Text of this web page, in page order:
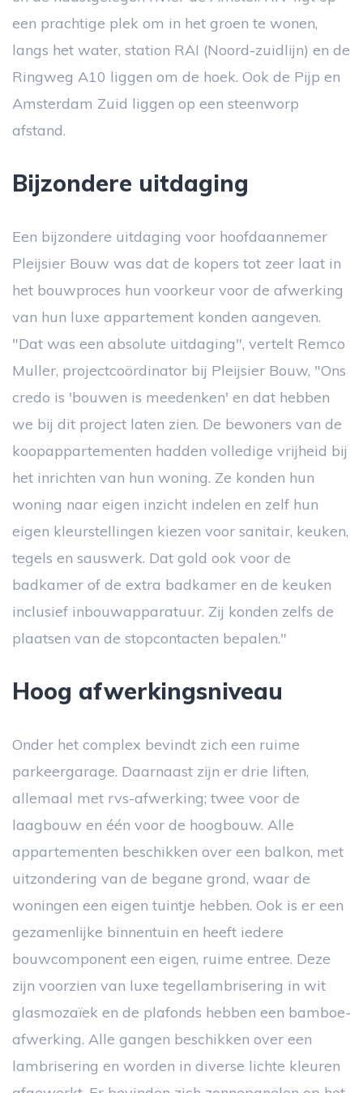
een prachtige plek om in het groen te wonen,
langs het water, station RAI (Noord-zuidlijn) en de
Ringweg A10 liggen om de hoek. Ook de Pijp en
Amsterdam Zuid liggen op een steenworp
afstand.
Bijzondere uitdaging
Een bijzondere uitdaging voor hoofdaannemer
Pleijsier Bouw was dat de kopers tot zeer laat in
het bouwproces hun voorkeur voor de afwerking
van hun luxe appartement konden aangeven.
"Dat was een absolute uitdaging", vertelt Remco
Muller, projectcoördinator bij Pleijsier Bouw, "Ons
credo is 'bouwen is meedenken' en dat hebben
we bij dit project laten zien. De bewoners van de
koopappartementen hadden volledige vrijheid bij
het inrichten van hun woning. Ze konden hun
woning naar eigen inzicht indelen en zelf hun
eigen kleurstellingen kiezen voor sanitair, keuken,
tegels en sauswerk. Dat gold ook voor de
badkamer of de extra badkamer en de keuken
inclusief inbouwapparatuur. Zij konden zelfs de
plaatsen van de stopcontacten bepalen."
Hoog afwerkingsniveau
Onder het complex bevindt zich een ruime
parkeergarage. Daarnaast zijn er drie liften,
allemaal met rvs-afwerking; twee voor de
laagbouw en één voor de hoogbouw. Alle
appartementen beschikken over een balkon, met
uitzondering van de begane grond, waar de
woningen een eigen tuintje hebben. Ook is er een
gezamenlijke binnentuin en heeft iedere
bouwcomponent een eigen, ruime entree. Deze
zijn voorzien van luxe tegellambrisering in wit
glasmozaïek en de plafonds hebben een bamboe-
afwerking. Alle gangen beschikken over een
lambrisering en worden in diverse lichte kleuren